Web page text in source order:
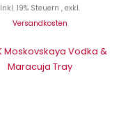
Inkl. 19% Steuern , exkl.
Versandkosten
IN DEN WARENKORB